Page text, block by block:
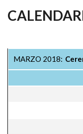
DE
AYUDA
LA
MARZO 2018